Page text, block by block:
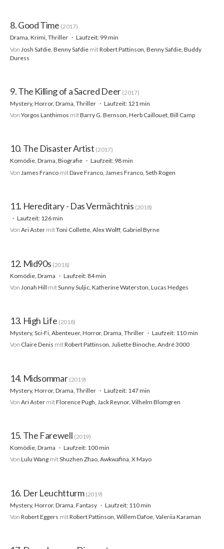
8. Good Time (2017)
Drama, Krimi, Thriller
Laufzeit: 99 min
Von Josh Safdie, Benny Safdie mitRobert Pattinson, Benny Safdie, Buddy
Duress
9. The Killing of a Sacred Deer (2017)
Mystery, Horror, Drama, Thriller
Laufzeit: 121 min
Von Yorgos Lanthimos mitBarry G. Bernson, Herb Caillouet, Bill Camp
10. The Disaster Artist (2017)
Komödie, Drama, Biografie
Laufzeit: 98 min
Von James Franco mitDave Franco, James Franco, Seth Rogen
11. Hereditary - Das Vermächtnis (2018)
Laufzeit: 126 min
Von Ari Aster mitToni Collette, Alex Wolff, Gabriel Byrne
12. Mid90s (2018)
Komödie, Drama
Laufzeit: 84 min
Von Jonah Hill mitSunny Suljic, Katherine Waterston, Lucas Hedges
13. High Life (2018)
Mystery, Sci-Fi, Abenteuer, Horror, Drama, Thriller
Laufzeit: 110 min
Von Claire Denis mitRobert Pattinson, Juliette Binoche, André 3000
14. Midsommar (2019)
Mystery, Horror, Drama, Thriller
Laufzeit: 147 min
Von Ari Aster mitFlorence Pugh, Jack Reynor, Vilhelm Blomgren
15. The Farewell (2019)
Komödie, Drama
Laufzeit: 100 min
Von Lulu Wang mitShuzhen Zhao, Awkwafina, X Mayo
16. Der Leuchtturm (2019)
Mystery, Horror, Drama, Fantasy
Laufzeit: 110 min
Von Robert Eggers mitRobert Pattinson, Willem Dafoe, Valeriia Karaman